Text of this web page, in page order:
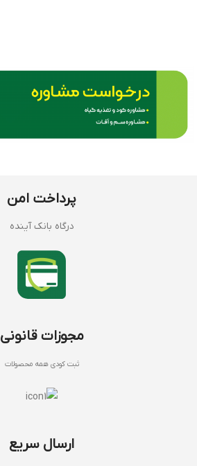
پرداخت امن
درگاه بانک آینده
مجوزات قانونی
ثبت کودی همه محصولات
ارسال سریع